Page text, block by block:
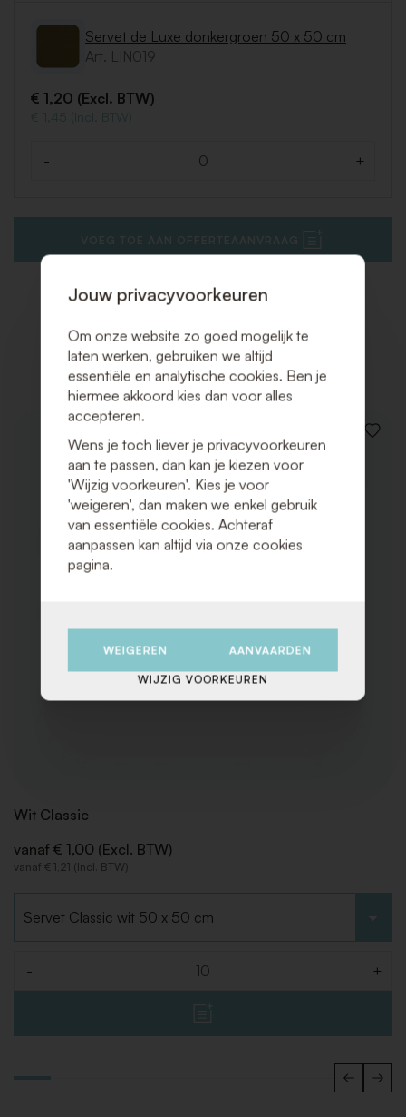
Servet de Luxe donkergroen 50 x 50 cm
Art. LIN019
€ 1,20 (Excl. BTW)
€ 1,45 (Incl. BTW)
- +
VOEG TOE AAN OFFERTEAANVRAAG
Gerelateerde producten
VOEG
Wit Classic
vanaf € 1,00 (Excl. BTW)
vanaf € 1,21 (Incl. BTW)
- +
Jouw privacyvoorkeuren
Om onze website zo goed mogelijk te
laten werken, gebruiken we altijd
essentiële en analytische cookies. Ben je
hiermee akkoord kies dan voor alles
accepteren.
Wens je toch liever je privacyvoorkeuren
aan te passen, dan kan je kiezen voor
'Wijzig voorkeuren'. Kies je voor
'weigeren', dan maken we enkel gebruik
van essentiële cookies. Achteraf
aanpassen kan altijd via onze cookies
pagina.
WEIGEREN AANVAARDEN
WIJZIG VOORKEUREN